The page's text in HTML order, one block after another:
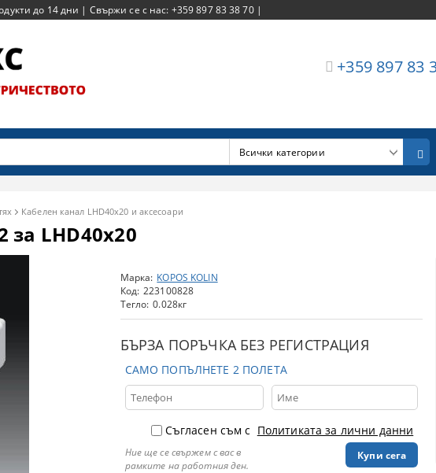
до 14 дни | Свържи се с нас: +359 897 83 38 70 |
+359 897 83
Кабелен канал LHD40x20 и аксесоари
за LHD40x20
Марка: KOPOS KOLIN
Код: 223100828
Тегло: 0.028кг
БЪРЗА ПОРЪЧКА БЕЗ РЕГИСТРАЦИЯ
САМО ПОПЪЛНЕТЕ 2 ПОЛЕТА
Съгласен съм с Политиката за лични данни
Ние ще се свържем с вас в
рамките на работния ден.